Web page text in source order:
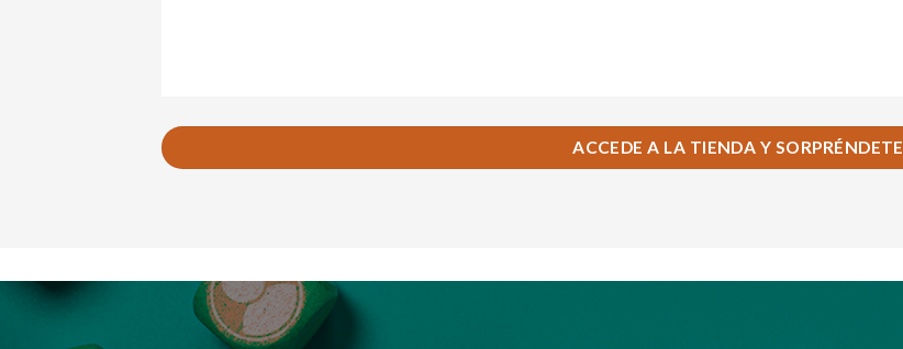
ACCEDE A LA TIENDA Y SORPRÉNDETE